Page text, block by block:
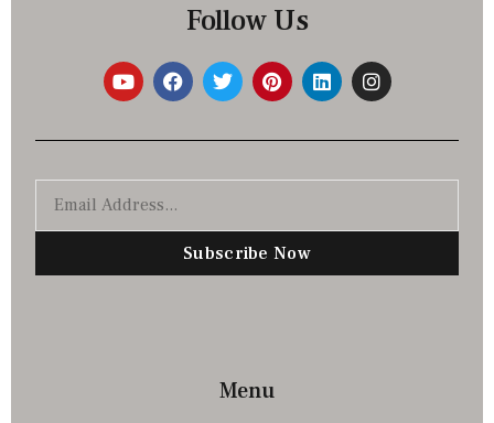
Follow Us
Subscribe Now
Menu